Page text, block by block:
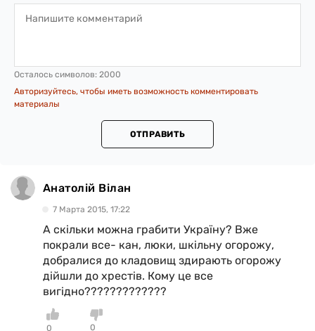
Осталось символов: 2000
Авторизуйтесь, чтобы иметь возможность комментировать
материалы
ОТПРАВИТЬ
Анатолій Вілан
7 Марта 2015, 17:22
А скільки можна грабити Україну? Вже
покрали все- кан, люки, шкільну огорожу,
добралися до кладовищ здирають огорожу
дійшли до хрестів. Кому це все
вигідно?????????????
0
0